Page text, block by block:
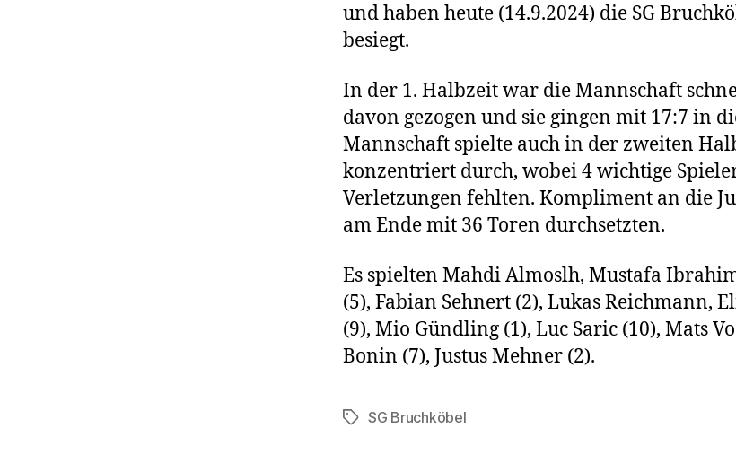
und haben heute (14.9.2024) die SG
besiegt.
In der 1. Halbzeit war die Mannschaft
davon gezogen und sie gingen mit 17:7 in
Mannschaft spielte auch in der zweiten
konzentriert durch, wobei 4 wichtige
Verletzungen fehlten. Kompliment an die
am Ende mit 36 Toren durchsetzten.
Es spielten Mahdi Almoslh, Mustafa
(5), Fabian Sehnert (2), Lukas Reichmann,
(9), Mio Gündling (1), Luc Saric (10), Mats
Bonin (7), Justus Mehner (2).
Schlagwörter
SG Bruchköbel